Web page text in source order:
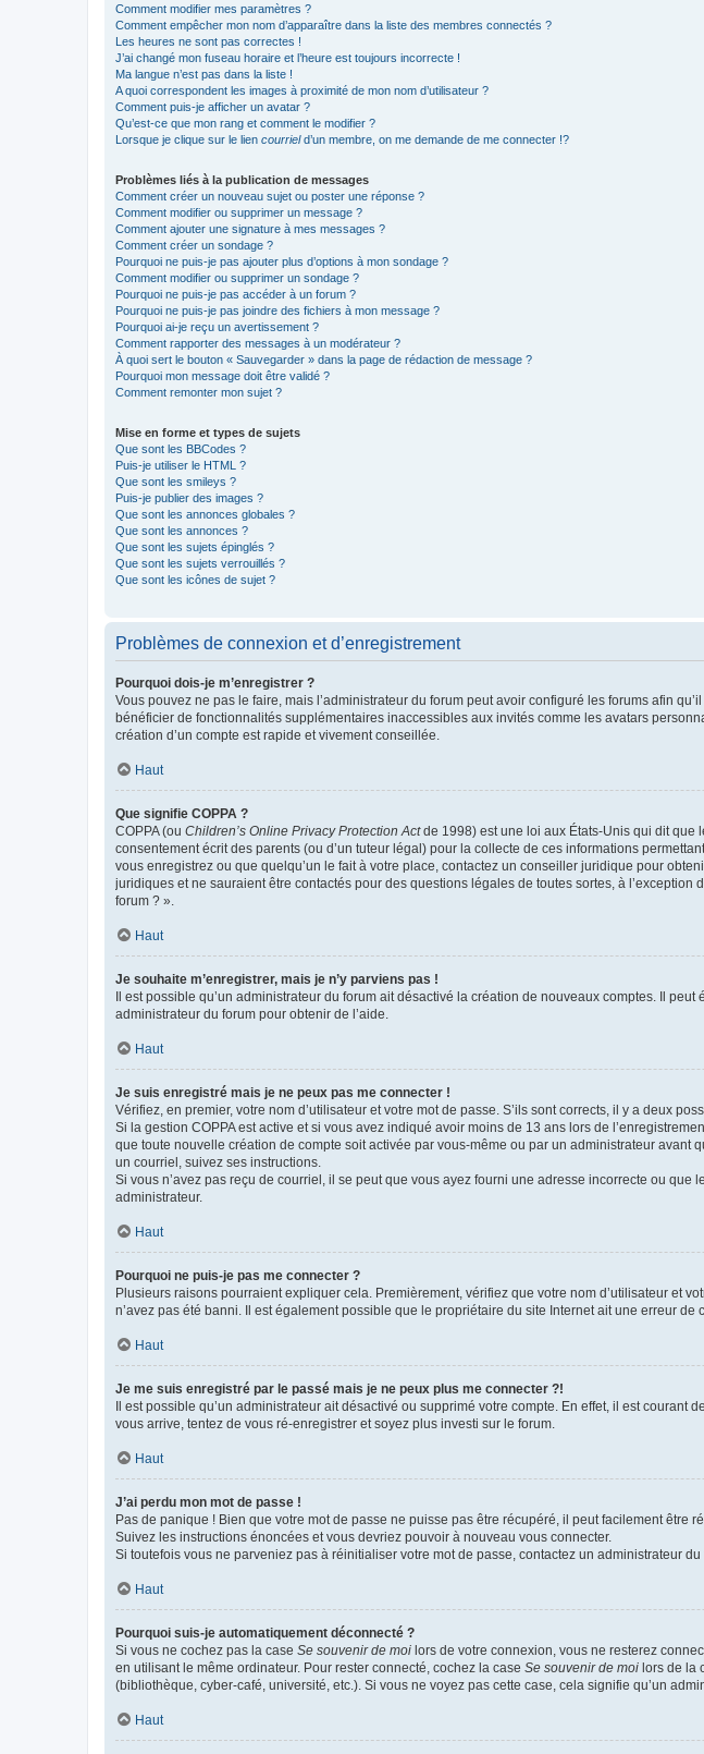
Comment modifier mes paramètres ?
Comment empêcher mon nom d’apparaître dans la liste des membres connectés ?
Les heures ne sont pas correctes !
J’ai changé mon fuseau horaire et l’heure est toujours incorrecte !
Ma langue n’est pas dans la liste !
A quoi correspondent les images à proximité de mon nom d’utilisateur ?
Comment puis-je afficher un avatar ?
Qu’est-ce que mon rang et comment le modifier ?
Lorsque je clique sur le lien courrield’un membre, on me demande de me connecter !?
Problèmes liés à la publication de messages
Comment créer un nouveau sujet ou poster une réponse ?
Comment modifier ou supprimer un message ?
Comment ajouter une signature à mes messages ?
Comment créer un sondage ?
Pourquoi ne puis-je pas ajouter plus d’options à mon sondage ?
Comment modifier ou supprimer un sondage ?
Pourquoi ne puis-je pas accéder à un forum ?
Pourquoi ne puis-je pas joindre des fichiers à mon message ?
Pourquoi ai-je reçu un avertissement ?
Comment rapporter des messages à un modérateur ?
À quoi sert le bouton « Sauvegarder » dans la page de rédaction de message ?
Pourquoi mon message doit être validé ?
Comment remonter mon sujet ?
Mise en forme et types de sujets
Que sont les BBCodes ?
Puis-je utiliser le HTML ?
Que sont les smileys ?
Puis-je publier des images ?
Que sont les annonces globales ?
Que sont les annonces ?
Que sont les sujets épinglés ?
Que sont les sujets verrouillés ?
Que sont les icônes de sujet ?
Problèmes de connexion et d’enregistrement
Pourquoi dois-je m’enregistrer ?
Vous pouvez ne pas le faire, mais l’administrateur du forum peut avoir configuré les forums afin
bénéficier de fonctionnalités supplémentaires inaccessibles aux invités comme les avatars
création d’un compte est rapide et vivement conseillée.
Haut
Que signifie COPPA ?
COPPA (ou Children’s Online Privacy Protection Actde 1998) est une loi aux États-Unis qui dit que
consentement écrit des parents (ou d’un tuteur légal) pour la collecte de ces informations
vous enregistrez ou que quelqu’un le fait à votre place, contactez un conseiller juridique pour
juridiques et ne sauraient être contactés pour des questions légales de toutes sortes, à
forum ? ».
Haut
Je souhaite m’enregistrer, mais je n’y parviens pas !
Il est possible qu’un administrateur du forum ait désactivé la création de nouveaux comptes. Il
administrateur du forum pour obtenir de l’aide.
Haut
Je suis enregistré mais je ne peux pas me connecter !
Vérifiez, en premier, votre nom d’utilisateur et votre mot de passe. S’ils sont corrects, il y a deux
Si la gestion COPPA est active et si vous avez indiqué avoir moins de 13 ans lors de
que toute nouvelle création de compte soit activée par vous-même ou par un administrateur avant
un courriel, suivez ses instructions.
Si vous n’avez pas reçu de courriel, il se peut que vous ayez fourni une adresse incorrecte ou
administrateur.
Haut
Pourquoi ne puis-je pas me connecter ?
Plusieurs raisons pourraient expliquer cela. Premièrement, vérifiez que votre nom d’utilisateur et
n’avez pas été banni. Il est également possible que le propriétaire du site Internet ait une erreur de
Haut
Je me suis enregistré par le passé mais je ne peux plus me connecter ?!
Il est possible qu’un administrateur ait désactivé ou supprimé votre compte. En effet, il est
vous arrive, tentez de vous ré-enregistrer et soyez plus investi sur le forum.
Haut
J’ai perdu mon mot de passe !
Pas de panique ! Bien que votre mot de passe ne puisse pas être récupéré, il peut facilement
Suivez les instructions énoncées et vous devriez pouvoir à nouveau vous connecter.
Si toutefois vous ne parveniez pas à réinitialiser votre mot de passe, contactez un administrateur du
Haut
Pourquoi suis-je automatiquement déconnecté ?
Si vous ne cochez pas la case Se souvenir de moi lors de votre connexion, vous ne resterez
en utilisant le même ordinateur. Pour rester connecté, cochez la case Se souvenir de moi lors de la
(bibliothèque, cyber-café, université, etc.). Si vous ne voyez pas cette case, cela signifie qu’un
Haut